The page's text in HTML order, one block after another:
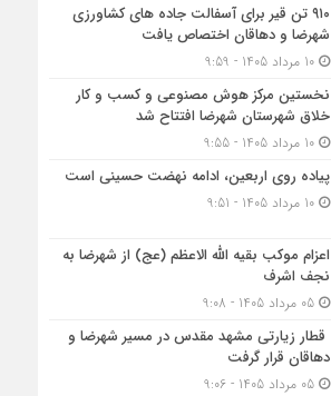
۹۱۰ تن قیر برای آسفالت جاده های کشاورزی
شهرضا و دهاقان اختصاص یافت
10 مرداد 1405 - 9:59
نخستین مرکز هوش مصنوعی و کسب‌ و کار
خلاق شهرستان شهرضا افتتاح شد
10 مرداد 1405 - 9:55
پیاده روی اربعین، ادامه نهضت حسینی است
10 مرداد 1405 - 9:51
اعزام موکب بقیه الله الاعظم (عج) از شهرضا به
نجف اشرف
05 مرداد 1405 - 9:08
قطار زیارتی مشهد مقدس در مسیر شهرضا و
دهاقان قرار گرفت
05 مرداد 1405 - 9:06